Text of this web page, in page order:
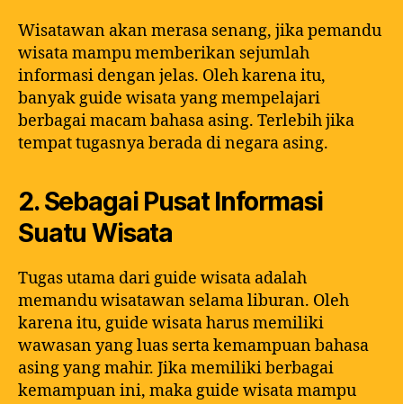
Wisatawan akan merasa senang, jika pemandu
wisata mampu memberikan sejumlah
informasi dengan jelas. Oleh karena itu,
banyak guide wisata yang mempelajari
berbagai macam bahasa asing. Terlebih jika
tempat tugasnya berada di negara asing.
2. Sebagai Pusat Informasi
Suatu Wisata
Tugas utama dari guide wisata adalah
memandu wisatawan selama liburan. Oleh
karena itu, guide wisata harus memiliki
wawasan yang luas serta kemampuan bahasa
asing yang mahir. Jika memiliki berbagai
kemampuan ini, maka guide wisata mampu